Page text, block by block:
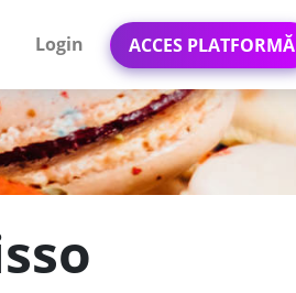
Login ACCES PLATFORMĂ